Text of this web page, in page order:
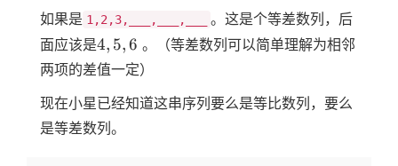
如果是 1,2,3,___,___,___
。这是个等差数列，后
面应该是4,5,6
4, 5, 6 。（等差数列可以简单理解为相邻
两项的差值一定）
现在小星已经知道这串序列要么是等比数列，要么
是等差数列。